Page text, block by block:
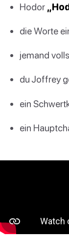
Hodor
die Worte
jemand
du Joffrey
ein
ein